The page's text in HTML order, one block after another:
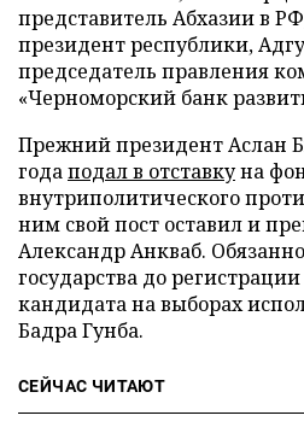
представитель Абхазии в
президент республики,
председатель правления
«Черноморский банк
Прежний президент Аслан
годаподал в отставкуна
внутриполитического
ним свой пост оставил и
Александр Анкваб.
государства до
кандидата на выборах
Бадра Гунба.
СЕЙЧАС ЧИТАЮТ